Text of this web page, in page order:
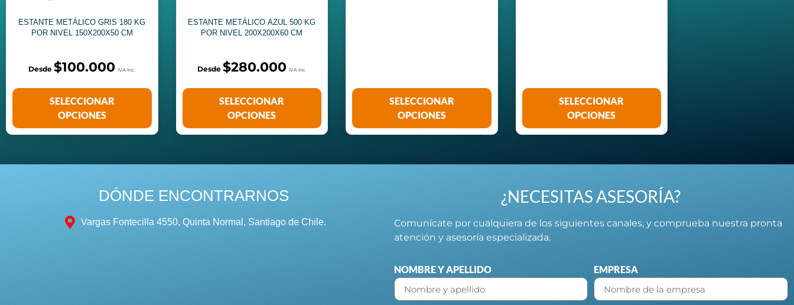
ESTANTE METÁLICO GRIS 180 KG
POR NIVEL 150X200X50 CM
$100.000
SELECCIONAR
OPCIONES
ESTANTE METÁLICO AZUL 500 KG
POR NIVEL 200X200X60 CM
$280.000
SELECCIONAR
OPCIONES
SELECCIONAR
OPCIONES
SELECCIONAR
OPCIONES
DÓNDE ENCONTRARNOS
Vargas Fontecilla 4550, Quinta Normal, Santiago de Chile.
¿NECESITAS ASESORÍA?
Comunícate por cualquiera de los siguientes canales, y comprueba nuestra pronta
atención y asesoría especializada.
NOMBRE Y APELLIDO EMPRESA